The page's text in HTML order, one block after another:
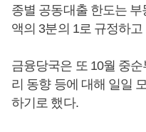
종별 공동대출 한도는
액의 3분의 1로 규정하고
금융당국은 또 10월 중
리 동향 등에 대해 일일
하기로 했다.